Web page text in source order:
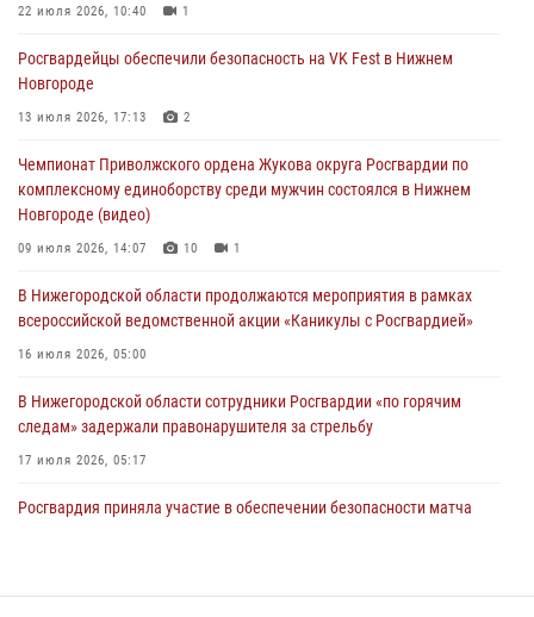
Росгвардейцы обеспечили безопасность на VK Fest в Нижнем
13 июля 2026, 17:13
Нижегородские росгвардейцы за прошедшую неделю выезжали
13 июля 2026, 06:45
Росгвардейцы предотвратили серию краж в Нижнем Новгороде
10 июля 2026, 09:38
22 июля 2026, 10:40 1
Росгвардейцы обеспечили безопасность на VK Fest в Нижнем
Новгороде
13 июля 2026, 17:13 2
Чемпионат Приволжского ордена Жукова округа Росгвардии по
комплексному единоборству среди мужчин состоялся в Нижнем
Новгороде (видео)
09 июля 2026, 14:07 10 1
В Нижегородской области продолжаются мероприятия в рамках
всероссийской ведомственной акции «Каникулы с Росгвардией»
16 июля 2026, 05:00
В Нижегородской области сотрудники Росгвардии «по горячим
следам» задержали правонарушителя за стрельбу
17 июля 2026, 05:17
Росгвардия приняла участие в обеспечении безопасности матча